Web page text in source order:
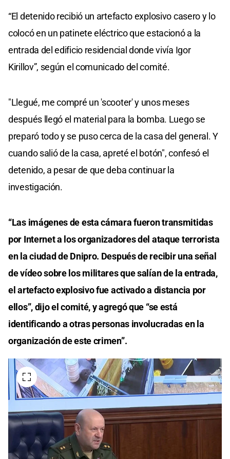
of
seconds
“El detenido recibió un artefacto explosivo casero y lo
colocó en un patinete eléctrico que estacionó a la
entrada del edificio residencial donde vivía Igor
Kirillov”, según el comunicado del comité.
"Llegué, me compré un 'scooter' y unos meses
después llegó el material para la bomba. Luego se
preparó todo y se puso cerca de la casa del general. Y
cuando salió de la casa, apreté el botón", confesó el
detenido, a pesar de que deba continuar la
investigación.
“Las imágenes de esta cámara fueron transmitidas
por Internet a los organizadores del ataque terrorista
en la ciudad de Dnipro. Después de recibir una señal
de vídeo sobre los militares que salían de la entrada,
el artefacto explosivo fue activado a distancia por
ellos”, dijo el comité, y agregó que “se está
identificando a otras personas involucradas en la
organización de este crimen”.